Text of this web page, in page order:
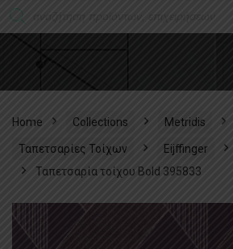
Home Collections Metridis
Ταπετσαρίες Τοίχων Eijffinger
Ταπετσαρία τοίχου Bold 395833